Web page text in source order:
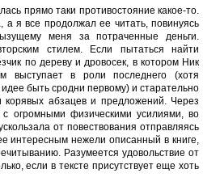
прямо таки противостояние какое-то.
я все продолжал ее читать, повинуясь
меня за потраченные деньги.
стилем. Если пытаться найти
по дереву и дровосек, в котором Ник
выступает в роли последнего (хотя
быть сродни первому) и старательно
корявых абзацев и предложений. Через
с огромными физическими усилиями, во
от повествования отправляясь
интересным нежели описанный в книге,
Разумеется удовольствие от
если в тексте присутствует еще хоть